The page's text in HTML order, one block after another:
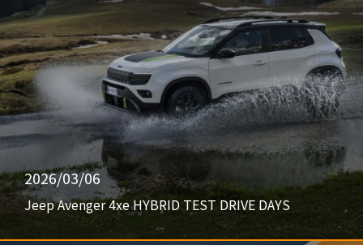
2026/03/06
Jeep Avenger 4xe HYBRID TEST DRIVE DAYS